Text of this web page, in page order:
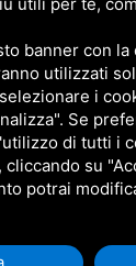
4/A
|
of Servicedi
banner con
utilizzati
i
Se
di tutti i
su
potrai